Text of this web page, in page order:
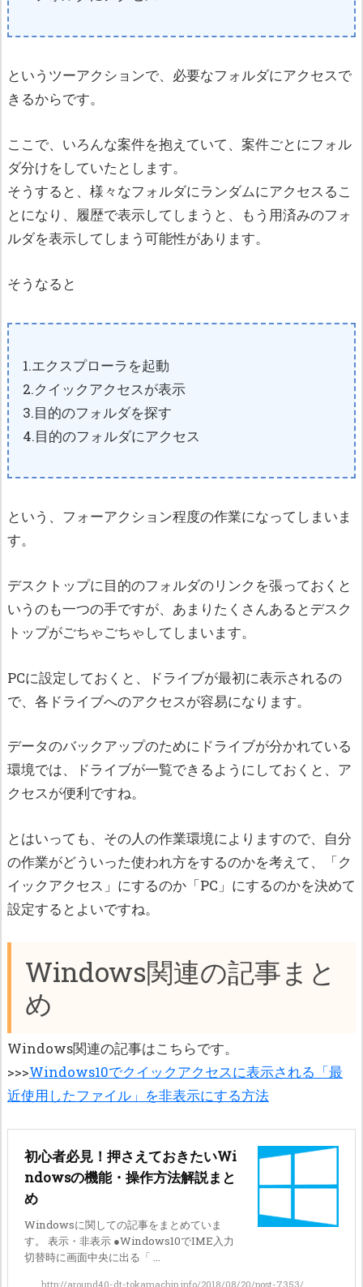
というツーアクションで、必要なフォルダにアクセスで
きるからです。
ここで、いろんな案件を抱えていて、案件ごとにフォル
ダ分けをしていたとします。
そうすると、様々なフォルダにランダムにアクセスるこ
とになり、履歴で表示してしまうと、もう用済みのフォ
ルダを表示してしまう可能性があります。
そうなると
1.エクスプローラを起動
2.クイックアクセスが表示
3.目的のフォルダを探す
4.目的のフォルダにアクセス
という、フォーアクション程度の作業になってしまいま
す。
デスクトップに目的のフォルダのリンクを張っておくと
いうのも一つの手ですが、あまりたくさんあるとデスク
トップがごちゃごちゃしてしまいます。
PCに設定しておくと、ドライブが最初に表示されるの
で、各ドライブへのアクセスが容易になります。
データのバックアップのためにドライブが分かれている
環境では、ドライブが一覧できるようにしておくと、ア
クセスが便利ですね。
とはいっても、その人の作業環境によりますので、自分
の作業がどういった使われ方をするのかを考えて、「ク
イックアクセス」にするのか「PC」にするのかを決めて
設定するとよいですね。
Windows関連の記事まと
め
Windows関連の記事はこちらです。
>>>Windows10でクイックアクセスに表示される「最
近使用したファイル」を非表示にする方法
初心者必見！押さえておきたいWi
ndowsの機能・操作方法解説まと
め
Windowsに関しての記事をまとめていま
す。 表示・非表示 ●Windows10でIME入力
切替時に画面中央に出る「 ...
http://around40-dt-tokamachip.info/2018/08/20/post-7353/